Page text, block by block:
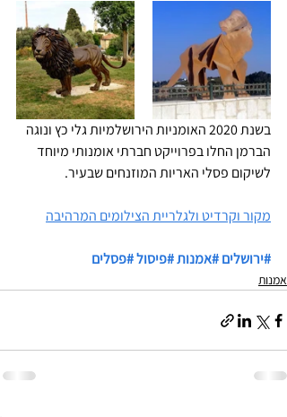
בשנת 2020 האומניות הירושלמיות גלי כץ ונוגה
הברמן החלו בפרוייקט חברתי אומנותי מיוחד
לשיקום פסלי האריות המוזנחים שבעיר.
מקור וקרדיט ולגלריית הצילומים המרהיבה
#ירושלים#אמנות#פיסול#פסלים
אמנות